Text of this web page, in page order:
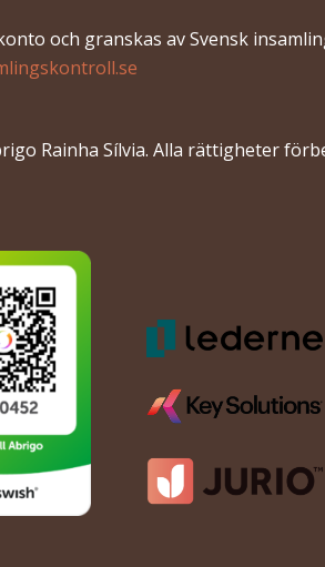
och granskas av Svensk
Rainha Sílvia. Alla rättigheter